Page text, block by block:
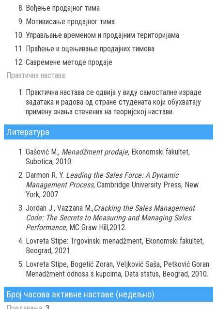
Вођење продајног тима
Мотивисање продајног тима
Управљање временом и продајним територијама
Праћење и оцењивање продајних тимова
Савремене методе продаје
Практична настава:
Практична настава се одвија у виду самосталне израде
задатака и радова од стране студената који обухватају
примену знања стечених на теоријској настави.
Литература
Gašović М., Menadžment prodaje, Ekonomski fakultet,
Subotica, 2010.
Darmon R. Y. Leading the Sales Force: A Dynamic
Management Process, Cambridge University Press, New
York, 2007.
Jordan J., Vazzana M.,Cracking the Sales Management
Code: The Secrets to Measuring and Managing Sales
Performance, MC Graw Hill,2012.
Lovreta Stipe: Trgovinski menadžment, Ekonomski fakultet,
Beograd, 2021.
Lovreta Stipe, Bogetić Zoran, Veljković Saša, Petković Goran:
Menadžment odnosa s kupcima, Data status, Beograd, 2010.
Број часова активне наставе (недељно)